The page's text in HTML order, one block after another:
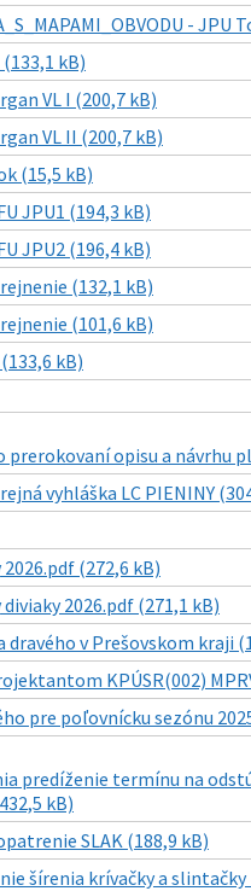
- JPU
(133,1 kB)
VL I (200,7 kB)
VL II (200,7 kB)
(15,5 kB)
JPU1 (194,3 kB)
JPU2 (196,4 kB)
(132,1 kB)
(101,6 kB)
kB)
prerokovaní opisu a návrhu
vyhláška LC PIENINY
(272,6 kB)
2026.pdf (271,1 kB)
dravého v Prešovskom kraji
KPÚSR(002)
pre poľovnícku sezónu
predíženie termínu na
kB)
SLAK (188,9 kB)
šírenia krívačky a slintačky